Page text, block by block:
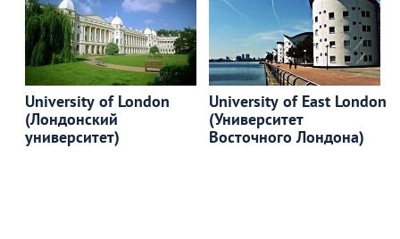
University of London
(Лондонский
университет)
University of East London
(Университет
Восточного Лондона)